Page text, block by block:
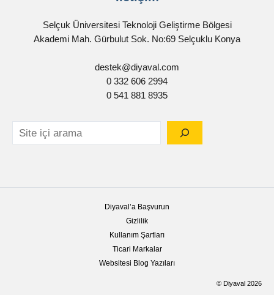
Selçuk Üniversitesi Teknoloji Geliştirme Bölgesi
Akademi Mah. Gürbulut Sok. No:69 Selçuklu Konya
destek@diyaval.com
0 332 606 2994
0 541 881 8935
Diyaval’a Başvurun
Gizlilik
Kullanım Şartları
Ticari Markalar
Websitesi Blog Yazıları
© Diyaval 2026